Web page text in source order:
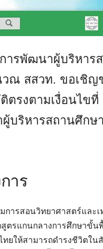
ารพัฒนาผู้บริหาร
วณ สสวท. ขอเชิ
รงตามเงื่อนไข
บริหารสถานศึกษ
าร
การสอนวิทยาศาสตร์และ
ตรแกนกลางการศึกษาขั้
ยให้สามารถดำรงชีวิตใน